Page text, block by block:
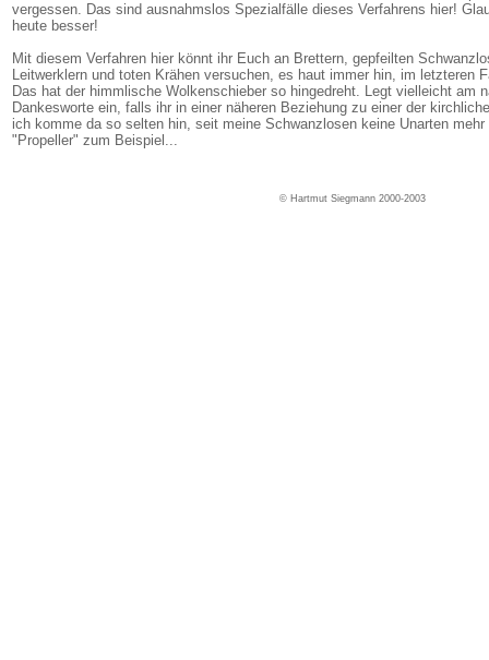
vergessen. Das sind ausnahmslos Spezialfälle dieses Verfahrens hier!
heute besser!
Mit diesem Verfahren hier könnt ihr Euch an Brettern, gepfeilten
Leitwerklern und toten Krähen versuchen, es haut immer hin, im letzteren
Das hat der himmlische Wolkenschieber so hingedreht. Legt vielleicht am
Dankesworte ein, falls ihr in einer näheren Beziehung zu einer der
ich komme da so selten hin, seit meine Schwanzlosen keine Unarten
"Propeller" zum Beispiel...
© Hartmut Siegmann 2000-2003